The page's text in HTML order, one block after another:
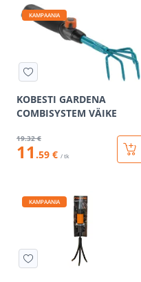
KAMPAANIA
KOBESTI GARDENA
COMBISYSTEM VÄIKE
19.32 €
11 .59 € / tk
KAMPAANIA